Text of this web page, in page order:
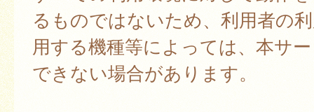
るものではないため、利用者の
用する機種等によっては、本サ
できない場合があります。